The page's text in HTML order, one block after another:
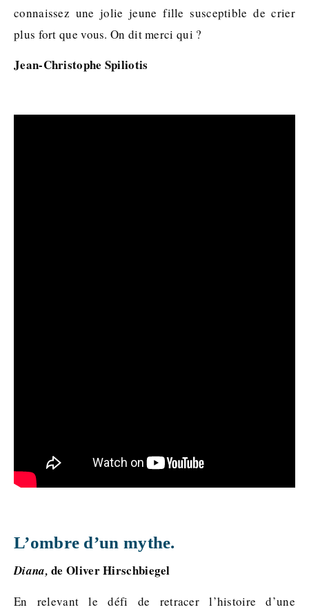
connaissez une jolie jeune fille susceptible de crier
plus fort que vous. On dit merci qui ?
Jean-Christophe Spiliotis
L’ombre d’un mythe.
Diana, de Oliver Hirschbiegel
En relevant le défi de retracer l’histoire d’une